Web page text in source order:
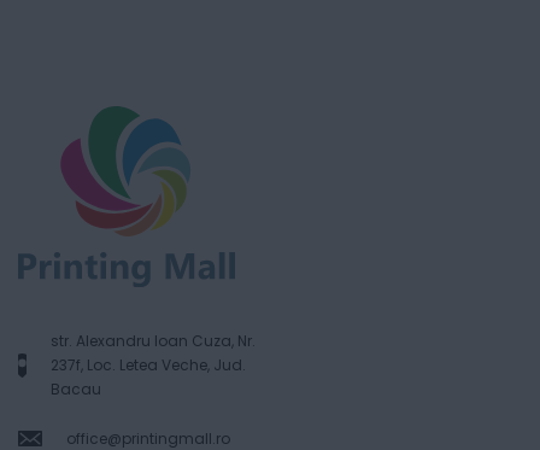
str. Alexandru Ioan Cuza, Nr.
237f, Loc. Letea Veche, Jud.
Bacau
office@printingmall.ro